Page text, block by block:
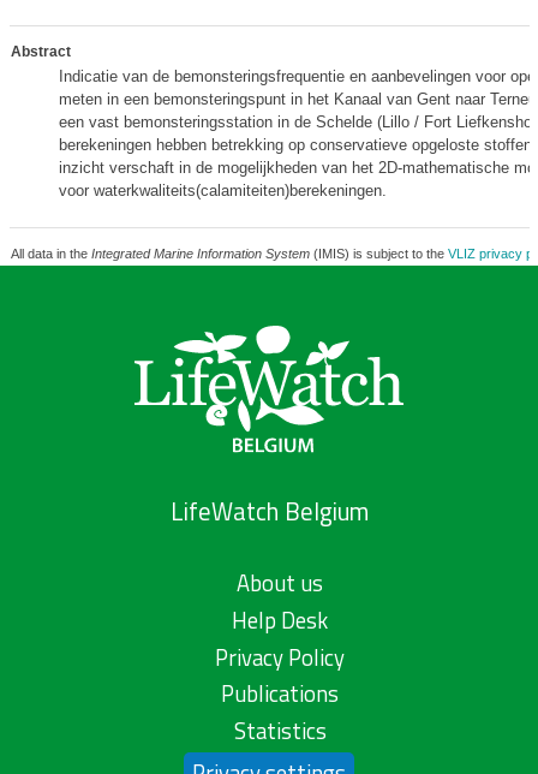
Abstract
Indicatie van de bemonsteringsfrequentie en aanbevelingen voor
meten in een bemonsteringspunt in het Kanaal van Gent naar
een vast bemonsteringsstation in de Schelde (Lillo / Fort
berekeningen hebben betrekking op conservatieve opgeloste
inzicht verschaft in de mogelijkheden van het 2D-mathematische
voor waterkwaliteits(calamiteiten)berekeningen.
All data in the Integrated Marine Information System(IMIS) is subject to the VLIZ privacy
LifeWatch Belgium
About us
Help Desk
Privacy Policy
Publications
Statistics